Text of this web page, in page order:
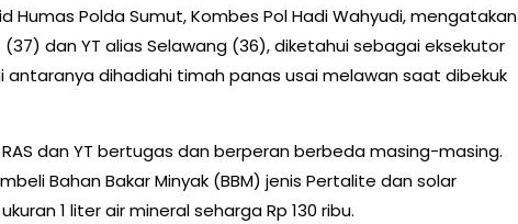
Humas Polda Sumut, Kombes Pol Hadi Wahyudi, mengatakan
(37) dan YT alias Selawang (36), diketahui sebagai eksekutor
antaranya dihadiahi timah panas usai melawan saat dibekuk
dan YT bertugas dan berperan berbeda masing-masing.
Bahan Bakar Minyak (BBM) jenis Pertalite dan solar
1 liter air mineral seharga Rp 130 ribu.